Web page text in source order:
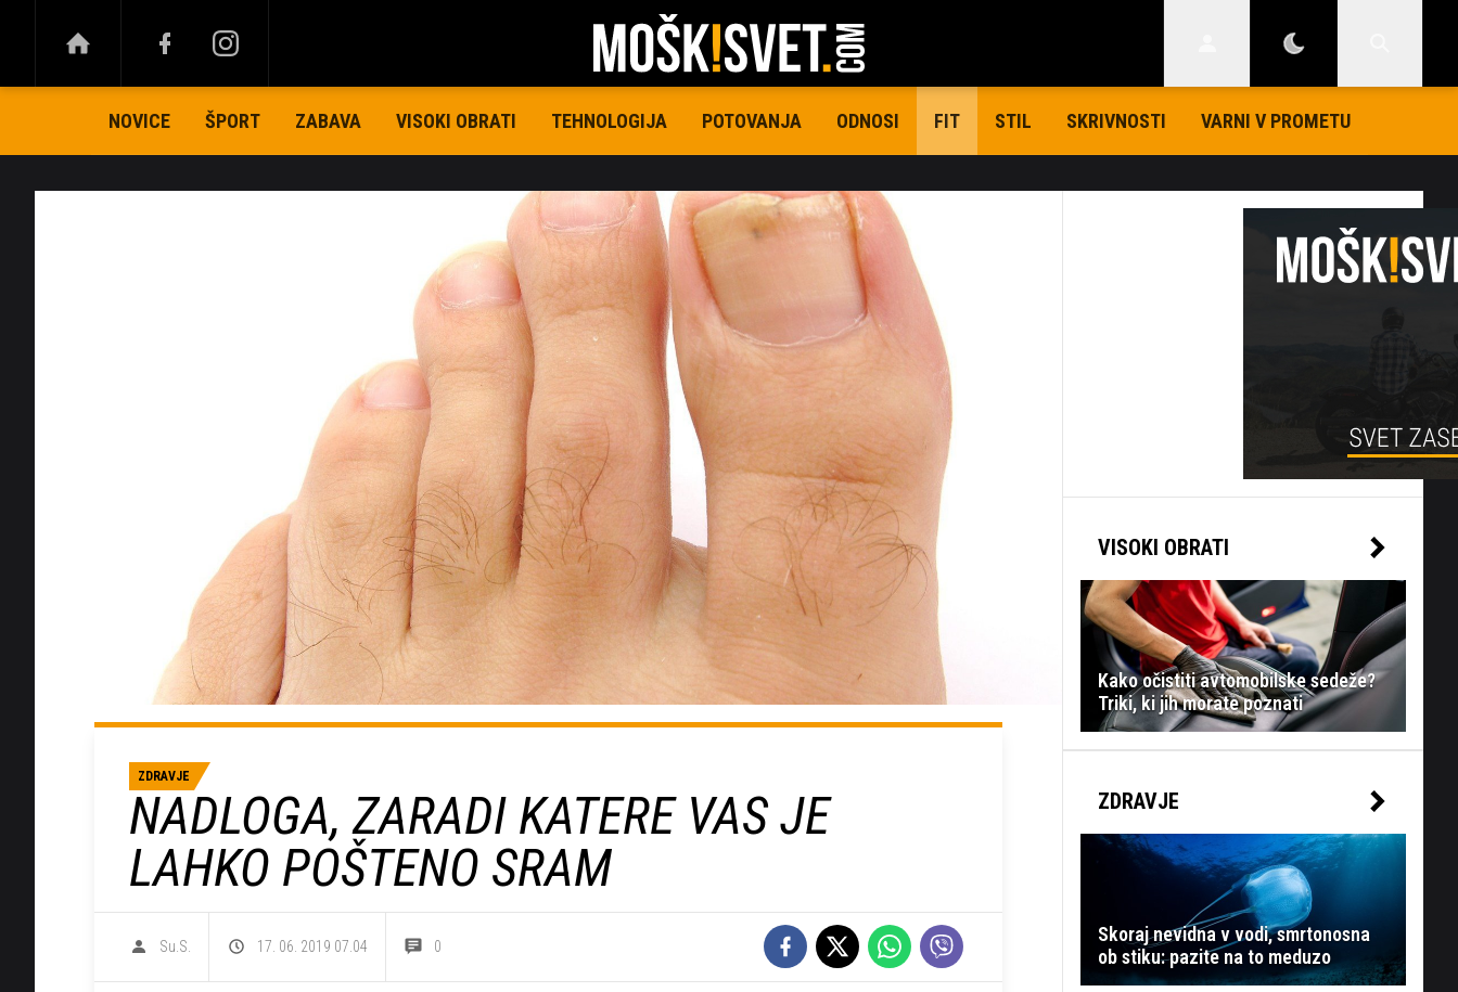
NOVICE ŠPORT ZABAVA VISOKI OBRATI TEHNOLOGIJA POTOVANJA ODNOSI FIT STIL SKRIVNOSTI VARNI V PROMETU
ZDRAVJE
NADLOGA, ZARADI KATERE VAS JE
LAHKO POŠTENO SRAM
Su.S. 17. 06. 2019 07.04 0
VISOKI OBRATI
Kako očistiti avtomobilske sedeže?
Triki, ki jih morate poznati
ZDRAVJE
Skoraj nevidna v vodi, smrtonosna
ob stiku: pazite na to meduzo